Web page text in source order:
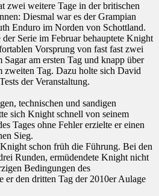
weitere Tage in der britischen
Diesmal war es der Grampian
Enduro im Norden von Schottland.
der Serie im Februar behauptete Knight
Vorsprung von fast fast zwei
am ersten Tag und knapp über
zweiten Tag. Dazu holte sich David
der Veranstaltung.
technischen und sandigen
sich Knight schnell von seinem
Tages ohne Fehler erzielte er einen
Sieg.
schon früh die Führung. Bei den
Runden, ermüdendete Knight nicht
Bedingungen des
er den dritten Tag der 2010er Aulage